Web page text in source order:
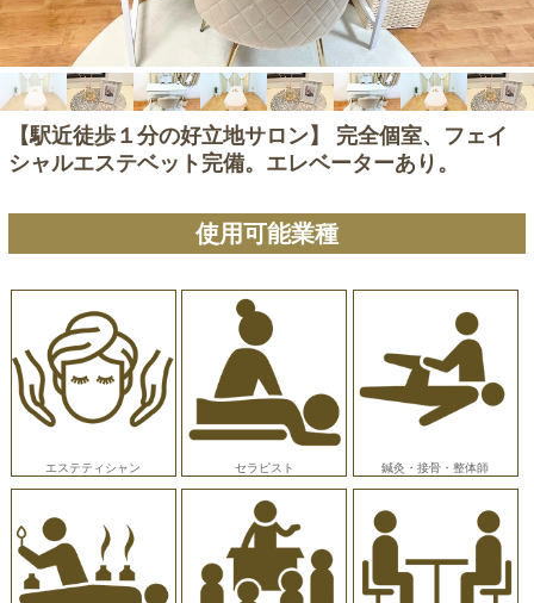
【駅近徒歩１分の好立地サロン】 完全個室、フェイ
シャルエステベット完備。エレベーターあり。
使用可能業種
エステティシャン セラピスト 鍼灸・接骨・整体師